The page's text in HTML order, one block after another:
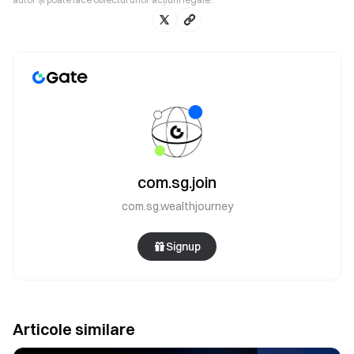
com.sg.join
com.sg.wealthjourney
Signup
Articole similare